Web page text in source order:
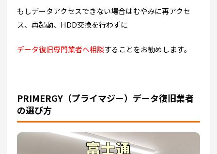
もしデータアクセスできない場合はむやみに再アクセ
ス、再起動、HDD交換を行わずに
データ復旧専門業者へ相談することをお勧めします。
PRIMERGY（プライマジー）データ復旧業者
の選び方